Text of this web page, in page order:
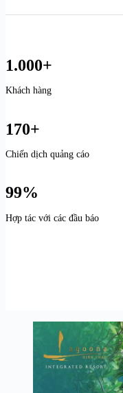
1.000+
Khách hàng
170+
Chiến dịch quảng cáo
99%
Hợp tác với các đầu báo